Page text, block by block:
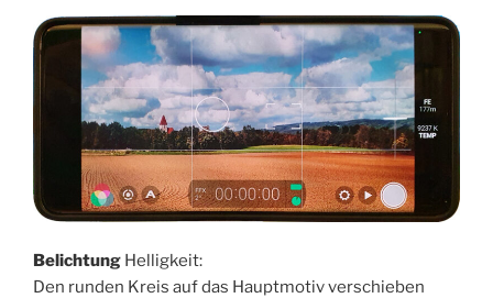
Belichtung Helligkeit:
Den runden Kreis auf das Hauptmotiv verschieben